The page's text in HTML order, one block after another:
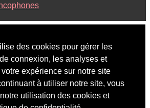
des cookies pour gérer les
connexion, les analyses et
expérience sur notre site
à utiliser notre site, vous
utilisation des cookies et
à Lyon |Se faire des copines à Lille
| Amies au Canada Copines en Belgique
Amies en Suisse
|Politique de confidentialité|Règles de
|A propos|Espace Presse
2026 | zanmie.com| La solution pour se